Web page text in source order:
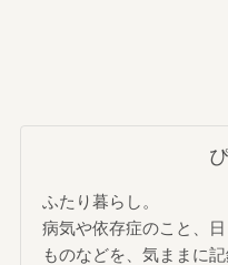
ふたり暮らし。
病気や依存症のこと、
ものなどを、気ままに記